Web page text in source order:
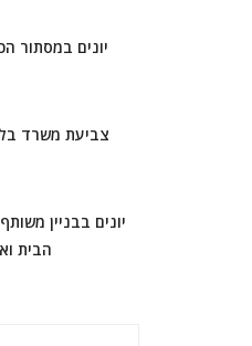
יונים במסתור
צביעת משרד
יונים בבניין
הבית